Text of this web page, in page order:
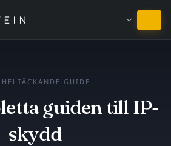
Stanna på Svenska
HELTÄCKANDE GUIDE
guiden till IP-
skydd